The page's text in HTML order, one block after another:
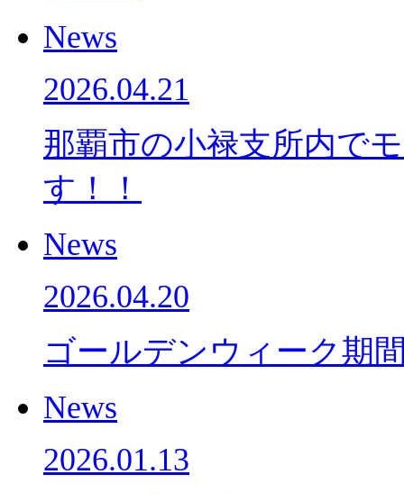
News
2026.04.21
那覇市の小禄支所内で
す！！
News
2026.04.20
ゴールデンウィーク期
News
2026.01.13